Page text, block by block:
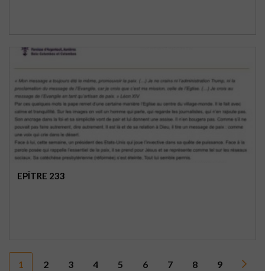
EPÎTRE 233
1 2 3 4 5 6 7 8 9